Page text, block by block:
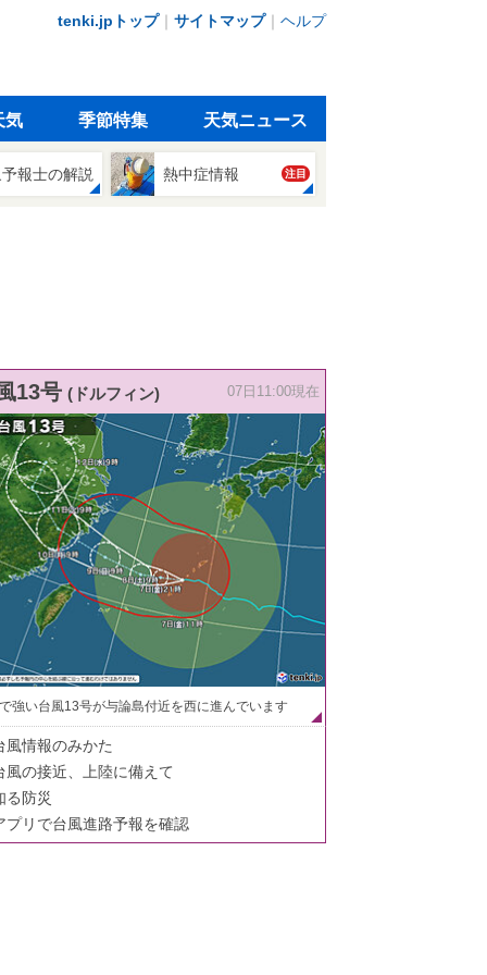
tenki.jpトップ｜ サイトマップ｜ ヘルプ
気 季節特集 天気ニュース
報士の解説 熱中症情報 注目
13号 (ドルフィン) 07日11:00現在
強い台風13号が与論島付近を西に進んでいます
風情報のみかた
風の接近、上陸に備えて
る防災
プリで台風進路予報を確認